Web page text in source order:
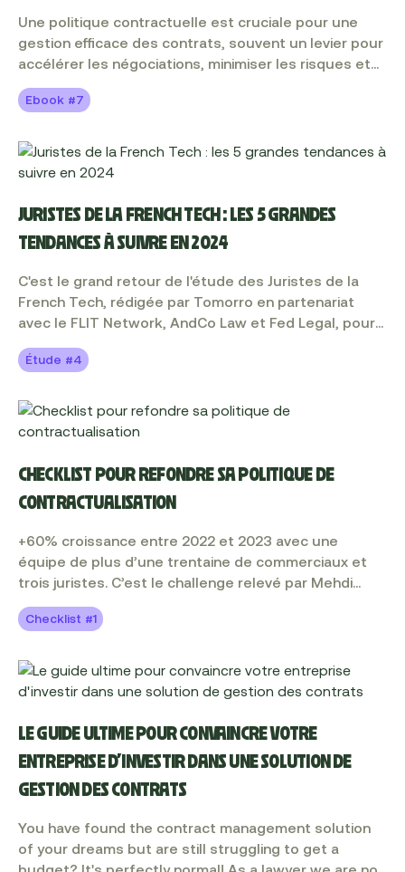
quotidien grâce à l'IA ? Suivez le guide, on vous dit
tout dans cet ebook.
Une politique contractuelle est cruciale pour une
gestion efficace des contrats, souvent un levier pour
accélérer les négociations, minimiser les risques et
améliorer la collaboration interne. Cependant, créer
ou refondre une politique contractuelle est un projet
pour chaque entreprise. Dans ce guide, découvrez
comment créer ou refondre une politique
entreprise et améliorer la collaboration contractuelle
entre juristes, opérationnels et clients. Tout cela
illustré par les exemples de nos experts !
Ebook #7
JURISTES DE LA FRENCH TECH : LES 5 GRANDES
TENDANCES À SUIVRE EN 2024
C'est le grand retour de l'étude des Juristes de la
French Tech, rédigée par Tomorro en partenariat
avec le FLIT Network, AndCo Law et Fed Legal, pour
met en lumière le rôle central des juristes au sein de
et des points de vue métier sur les évolutions, les
défis et les perspectives des directions juridiques en
données recueillis auprès de plus de 270 juristes,
façonneront la fonction juridique en 2024.
Étude #4
CHECKLIST POUR REFONDRE SA POLITIQUE DE
CONTRACTUALISATION
+60% croissance entre 2022 et 2023 avec une
équipe de plus d’une trentaine de commerciaux et
trois juristes. C’est le challenge relevé par Mehdi
Uni, et son homologue, Amaury Lefébure, VP Sales.
disposait ni d’une politique contractuelle, ni d’une
direction juridique structurée avec les process qui
gestion des contrats. Découvrez sa check-list, pour
commercialement performante.
Checklist #1
LE GUIDE ULTIME POUR CONVAINCRE VOTRE
ENTREPRISE D'INVESTIR DANS UNE SOLUTION DE
GESTION DES CONTRATS
You have found the contract management solution
of your dreams but are still struggling to get a